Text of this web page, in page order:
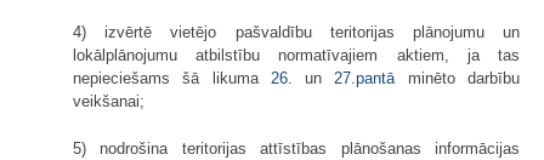
4) izvērtē vietējo pašvaldību teritorijas plānojumu un
lokālplānojumu atbilstību normatīvajiem aktiem, ja tas
nepieciešams šā likuma 26.un 27.pantā minēto darbību
veikšanai;
5) nodrošina teritorijas attīstības plānošanas informācijas